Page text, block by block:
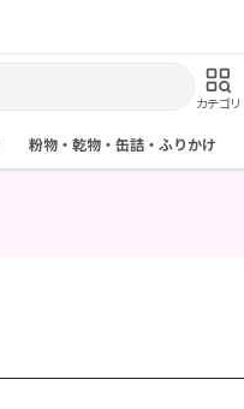
カテゴリ
粉物・乾物・缶詰・ふりかけ